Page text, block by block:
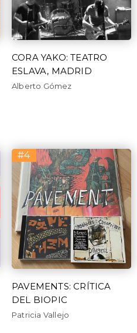
CORA YAKO: TEATRO
ESLAVA, MADRID
Alberto Gómez
#4
PAVEMENTS: CRÍTICA
DEL BIOPIC
Patricia Vallejo